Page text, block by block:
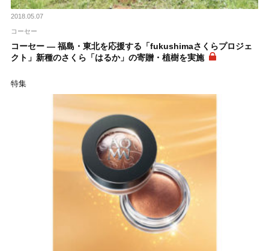
2018.05.07
コーセー
コーセー ― 福島・東北を応援する「fukushimaさくらプロジェ
クト」新種のさくら「はるか」の寄贈・植樹を実施
特集